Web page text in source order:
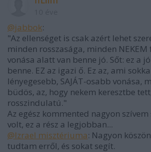
@jabbok:
"Az ellenséget is csak azért lehet
minden rosszasága, minden
vonása alatt van benne jó. Sőt: ez a jó
benne. EZ az igazi ő. Ez az, ami
lényegesebb, SAJÁT-osabb vonása,
büdös, az, hogy nekem keresztbe
rosszindulatú."
Az egész kommented nagyon
volt, ez a rész a legjobban...
@Izrael misztériuma: Nagyon
tudtam erről, és sokat segít.